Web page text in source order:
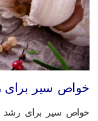
سیر برای
سیر برای رشد مو